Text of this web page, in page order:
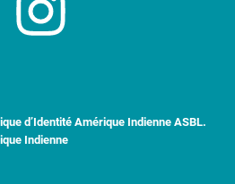
d’Identité Amérique Indienne ASBL.
Indienne